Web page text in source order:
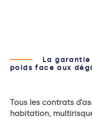
La
poids face aux
Tous les contrats
habitation,